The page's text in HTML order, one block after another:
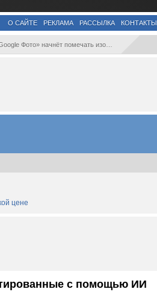
О САЙТЕ РЕКЛАМА РАССЫЛКА КОНТАКТЫ
Фото» начнёт помечать изображени...
цене
с помощью ИИ